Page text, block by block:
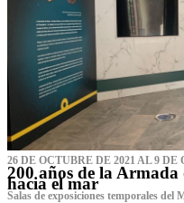
26 DE OCTUBRE DE 2021 AL 9 DE
200 años de la
hacia el mar
Salas de exposiciones temporales del